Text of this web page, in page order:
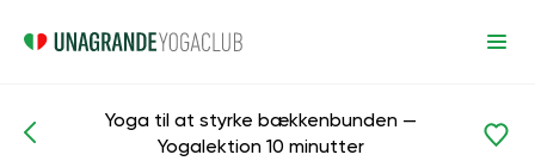
Færdiglavede lektioner Bækken
Yoga til at styrke bækkenbunden —
Yogalektion 10 minutter